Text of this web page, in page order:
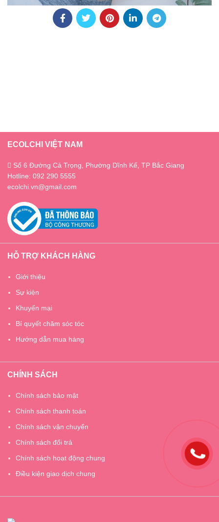
ECOLCHI VIỆT NAM
Số 6 Đường Cả Trọng, Phường Dĩnh Kế, TP Bắc Giang
Hotline: 092 290 5555
ecolchi.vn@gmail.com
HỖ TRỢ KHÁCH HÀNG
Giới thiệu
Sự kiện
Khuyến mại
Bí quyết chăm sóc tóc
Hướng dẫn mua hàng
CHÍNH SÁCH
Chính sách bảo mật
Chính sách thanh toán
Chính sách vận chuyển
Chính sách đổi trả
Chính sách hoạt động chung
Điều kiện giao dịch chung